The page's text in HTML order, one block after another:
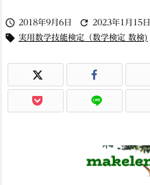
 2018年9月6日  2023年1月15日
 実用数学技能検定（数学検定 数検)